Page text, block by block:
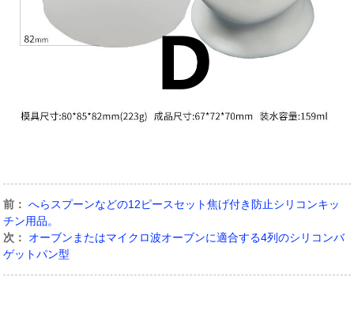
前： へらスプーンなどの12ピースセット焦げ付き防止シリコンキッ
チン用品。
次：
オーブンまたはマイクロ波オーブンに適合する4列のシリコンバ
ゲットパン型